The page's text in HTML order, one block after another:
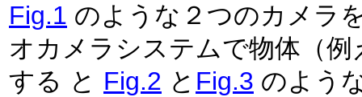
Fig.1 のような２つのカメラ
オカメラシステムで物体（例
する と Fig.2 と Fig.3 のよう